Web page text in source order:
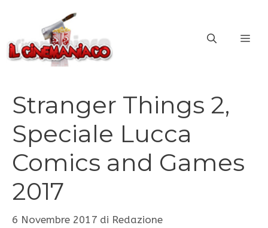
contenuto
Stranger Things 2,
Speciale Lucca
Comics and Games
2017
6 Novembre 2017 di Redazione